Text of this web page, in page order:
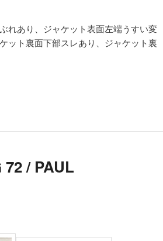
れあり、ジャケット表面左端うすい変
ット裏面下部スレあり、ジャケット裏
/ PAUL